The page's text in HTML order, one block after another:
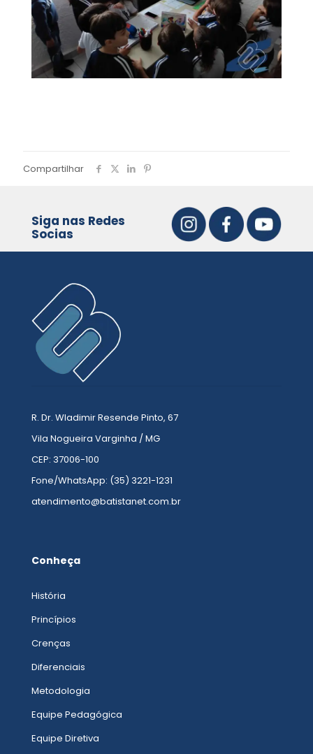
Compartilhar
Siga nas Redes
Socias
R. Dr. Wladimir Resende Pinto, 67
Vila Nogueira Varginha / MG
CEP: 37006-100
Fone/WhatsApp: (35) 3221-1231
atendimento@batistanet.com.br
Conheça
História
Princípios
Crenças
Diferenciais
Metodologia
Equipe Pedagógica
Equipe Diretiva